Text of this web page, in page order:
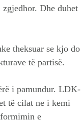
Dhe duhet
theksuar se kjo do
të partisë.
i pamundur. LDK-
të cilat ne i kemi
e